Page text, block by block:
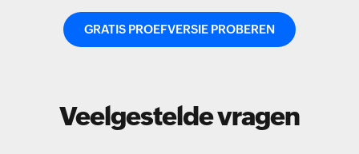
GRATIS PROEFVERSIE PROBEREN
Veelgestelde vragen